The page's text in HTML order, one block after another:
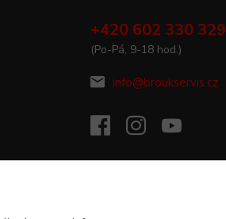
+420 602 330 329
(Po-Pá, 9-18 hod.)
info@broukservis.cz